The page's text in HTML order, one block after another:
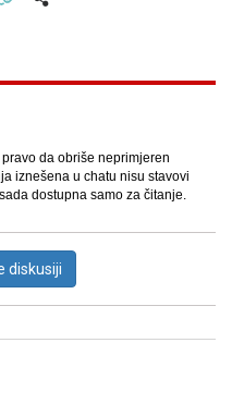
da obriše neprimjeren
iznešena u chatu nisu stavovi
dostupna samo za čitanje.
diskusiji